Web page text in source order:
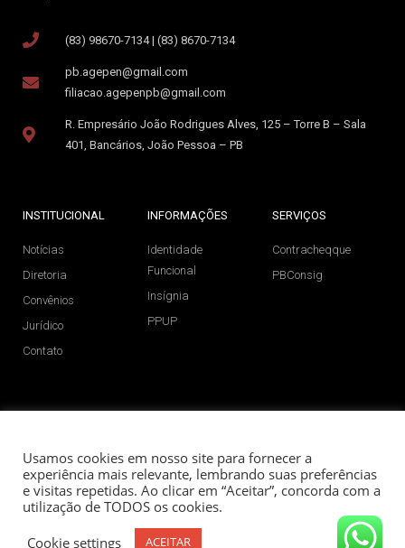
(83) 98670-7134 | (83) 8670-7134
pb.agepen@gmail.com
filiacao.agepenpb@gmail.com
R. Empresário João Rodrigues Alves, 125 – Torre B – Sala
401, Bancários, João Pessoa – PB
INSTITUCIONAL
Notícias
Diretoria
Convênios
Jurídico
Contato
INFORMAÇÕES
Identidade
Funcional
Insígnia
PPUP
SERVIÇOS
Contracheqque
PBConsig
Ageppen-PB©2023 - Todos os direitos reservados.
Usamos cookies em nosso site para fornecer a
experiência mais relevante, lembrando suas preferências
e visitas repetidas. Ao clicar em “Aceitar”, concorda com a
utilização de TODOS os cookies.
Cookie settings
ACEITAR